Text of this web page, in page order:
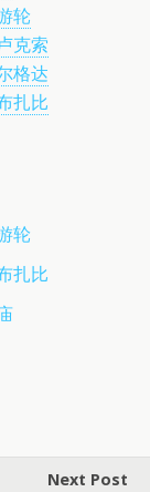
轮
克索
格达
扎比
轮
扎比
Next Post